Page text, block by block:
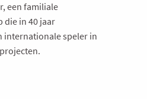
een familiale
die in 40 jaar
internationale speler in
Infrastructuur